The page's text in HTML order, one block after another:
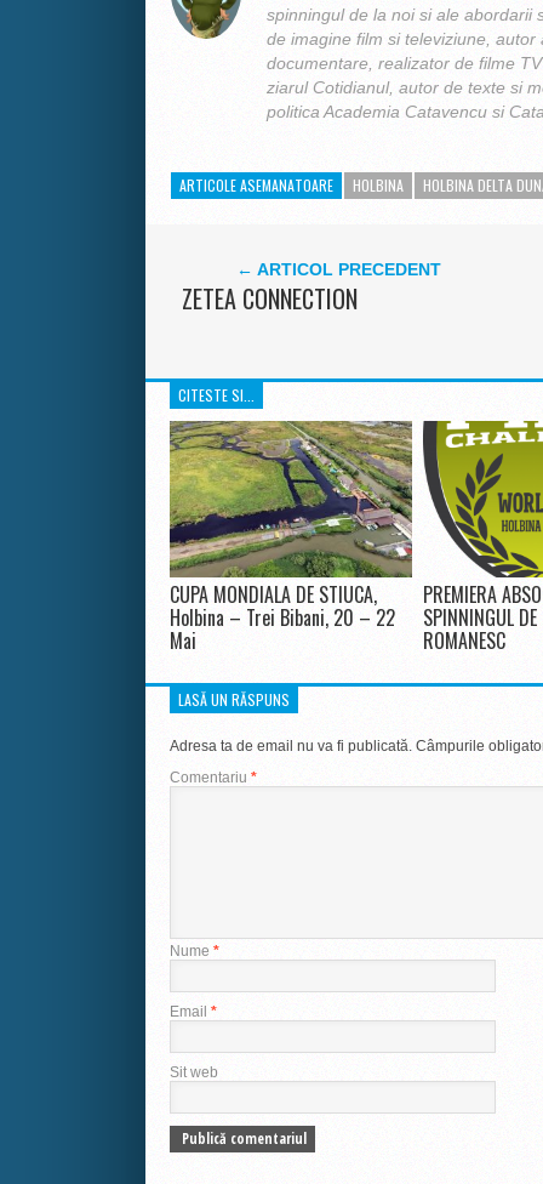
spinningul de la noi si ale abordarii
de imagine film si televiziune,
documentare, realizator de filme
ziarul Cotidianul, autor de texte si
politica Academia Catavencu si
ARTICOLE ASEMANATOARE HOLBINA HOLBINA DELTA
← ARTICOL PRECEDENT
ZETEA CONNECTION
CITESTE SI...
CUPA MONDIALA DE STIUCA,
Holbina – Trei Bibani, 20 – 22
Mai
PREMIERA
SPINNINGUL
ROMANESC
LASĂ UN RĂSPUNS
Adresa ta de email nu va fi publicată. Câmpurile
Comentariu *
Nume *
Email *
Sit web